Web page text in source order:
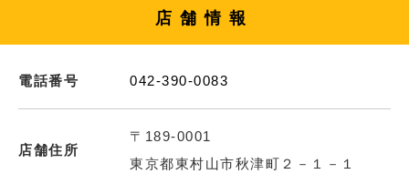
店舗情報
電話番号 042-390-0083
店舗住所
〒189-0001
東京都東村山市秋津町２－１－１